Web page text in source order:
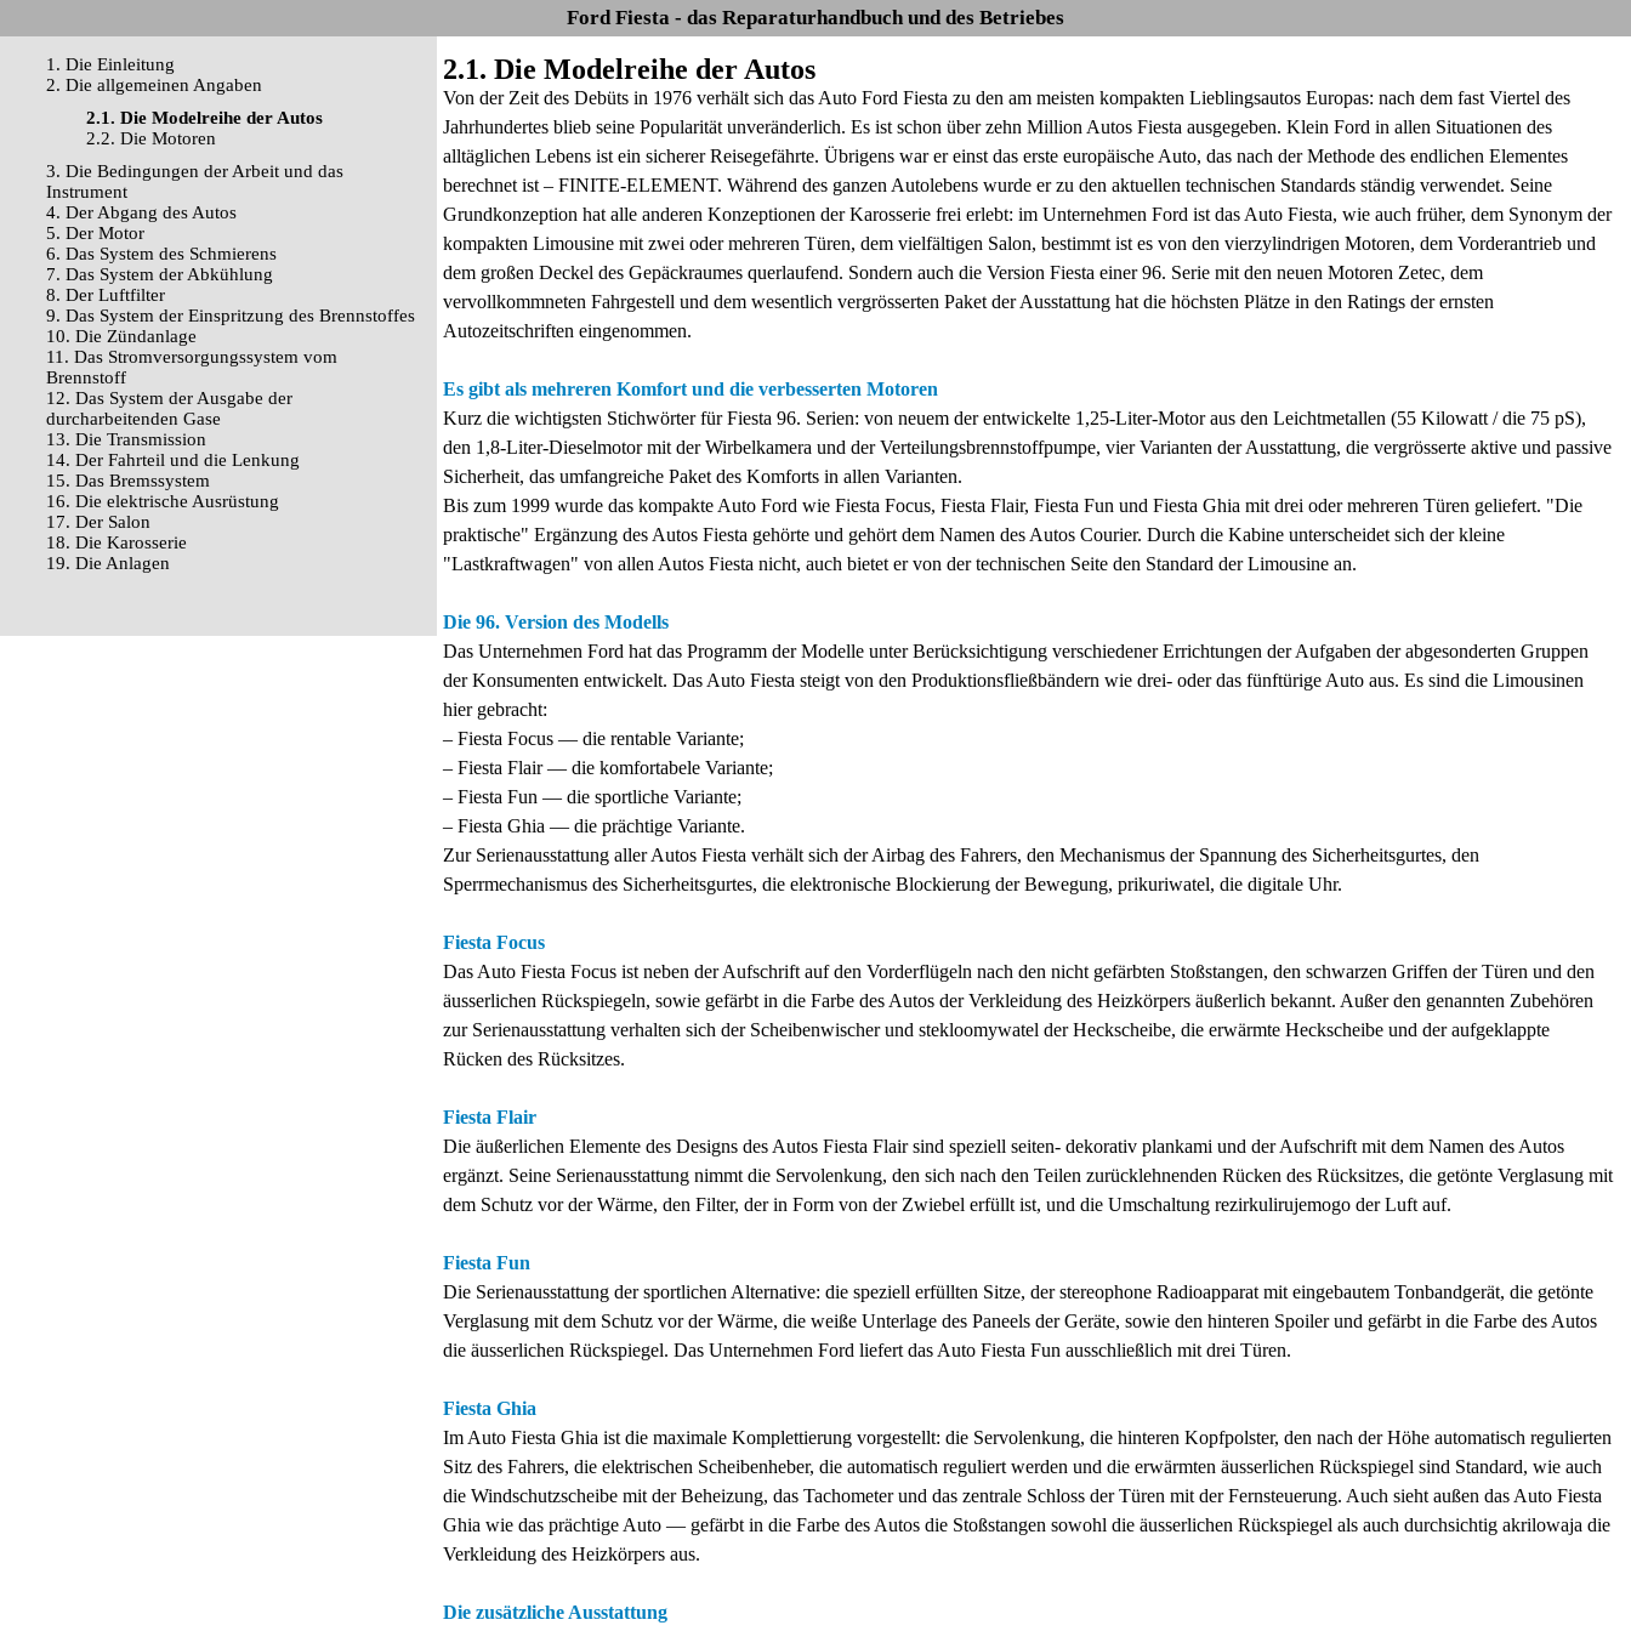
Ford Fiesta - das Reparaturhandbuch und des Betriebes
1. Die Einleitung
2. Die allgemeinen Angaben
2.1. Die Modelreihe der Autos
2.2. Die Motoren
3. Die Bedingungen der Arbeit und das
Instrument
4. Der Abgang des Autos
5. Der Motor
6. Das System des Schmierens
7. Das System der Abkühlung
8. Der Luftfilter
9. Das System der Einspritzung des Brennstoffes
10. Die Zündanlage
11. Das Stromversorgungssystem vom
Brennstoff
12. Das System der Ausgabe der
durcharbeitenden Gase
13. Die Transmission
14. Der Fahrteil und die Lenkung
15. Das Bremssystem
16. Die elektrische Ausrüstung
17. Der Salon
18. Die Karosserie
19. Die Anlagen
2.1. Die Modelreihe der Autos
Von der Zeit des Debüts in 1976 verhält sich das Auto Ford Fiesta zu den am meisten kompakten Lieblingsautos Europas: nach dem fast Viertel des
Jahrhundertes blieb seine Popularität unveränderlich. Es ist schon über zehn Million Autos Fiesta ausgegeben. Klein Ford in allen Situationen des
alltäglichen Lebens ist ein sicherer Reisegefährte. Übrigens war er einst das erste europäische Auto, das nach der Methode des endlichen Elementes
berechnet ist – FINITE-ELEMENT. Während des ganzen Autolebens wurde er zu den aktuellen technischen Standards ständig verwendet. Seine
Grundkonzeption hat alle anderen Konzeptionen der Karosserie frei erlebt: im Unternehmen Ford ist das Auto Fiesta, wie auch früher, dem Synonym der
kompakten Limousine mit zwei oder mehreren Türen, dem vielfältigen Salon, bestimmt ist es von den vierzylindrigen Motoren, dem Vorderantrieb und
dem großen Deckel des Gepäckraumes querlaufend. Sondern auch die Version Fiesta einer 96. Serie mit den neuen Motoren Zetec, dem
vervollkommneten Fahrgestell und dem wesentlich vergrösserten Paket der Ausstattung hat die höchsten Plätze in den Ratings der ernsten
Autozeitschriften eingenommen.
Es gibt als mehreren Komfort und die verbesserten Motoren
Kurz die wichtigsten Stichwörter für Fiesta 96. Serien: von neuem der entwickelte 1,25-Liter-Motor aus den Leichtmetallen (55 Kilowatt / die 75 pS),
den 1,8-Liter-Dieselmotor mit der Wirbelkamera und der Verteilungsbrennstoffpumpe, vier Varianten der Ausstattung, die vergrösserte aktive und passive
Sicherheit, das umfangreiche Paket des Komforts in allen Varianten.
Bis zum 1999 wurde das kompakte Auto Ford wie Fiesta Foсus, Fiesta Flair, Fiesta Fun und Fiesta Ghia mit drei oder mehreren Türen geliefert. "Die
praktische" Ergänzung des Autos Fiesta gehörte und gehört dem Namen des Autos Courier. Durch die Kabine unterscheidet sich der kleine
"Lastkraftwagen" von allen Autos Fiesta nicht, auch bietet er von der technischen Seite den Standard der Limousine an.
Die 96. Version des Modells
Das Unternehmen Ford hat das Programm der Modelle unter Berücksichtigung verschiedener Errichtungen der Aufgaben der abgesonderten Gruppen
der Konsumenten entwickelt. Das Auto Fiesta steigt von den Produktionsfließbändern wie drei- oder das fünftürige Auto aus. Es sind die Limousinen
hier gebracht:
– Fiesta Foсus — die rentable Variante;
– Fiesta Flair — die komfortabele Variante;
– Fiesta Fun — die sportliche Variante;
– Fiesta Ghia — die prächtige Variante.
Zur Serienausstattung aller Autos Fiesta verhält sich der Airbag des Fahrers, den Mechanismus der Spannung des Sicherheitsgurtes, den
Sperrmechanismus des Sicherheitsgurtes, die elektronische Blockierung der Bewegung, prikuriwatel, die digitale Uhr.
Fiesta Foсus
Das Auto Fiesta Foсus ist neben der Aufschrift auf den Vorderflügeln nach den nicht gefärbten Stoßstangen, den schwarzen Griffen der Türen und den
äusserlichen Rückspiegeln, sowie gefärbt in die Farbe des Autos der Verkleidung des Heizkörpers äußerlich bekannt. Außer den genannten Zubehören
zur Serienausstattung verhalten sich der Scheibenwischer und stekloomywatel der Heckscheibe, die erwärmte Heckscheibe und der aufgeklappte
Rücken des Rücksitzes.
Fiesta Flair
Die äußerlichen Elemente des Designs des Autos Fiesta Flair sind speziell seiten- dekorativ plankami und der Aufschrift mit dem Namen des Autos
ergänzt. Seine Serienausstattung nimmt die Servolenkung, den sich nach den Teilen zurücklehnenden Rücken des Rücksitzes, die getönte Verglasung mit
dem Schutz vor der Wärme, den Filter, der in Form von der Zwiebel erfüllt ist, und die Umschaltung rezirkulirujemogo der Luft auf.
Fiesta Fun
Die Serienausstattung der sportlichen Alternative: die speziell erfüllten Sitze, der stereophone Radioapparat mit eingebautem Tonbandgerät, die getönte
Verglasung mit dem Schutz vor der Wärme, die weiße Unterlage des Paneels der Geräte, sowie den hinteren Spoiler und gefärbt in die Farbe des Autos
die äusserlichen Rückspiegel. Das Unternehmen Ford liefert das Auto Fiesta Fun ausschließlich mit drei Türen.
Fiesta Ghia
Im Auto Fiesta Ghia ist die maximale Komplettierung vorgestellt: die Servolenkung, die hinteren Kopfpolster, den nach der Höhe automatisch regulierten
Sitz des Fahrers, die elektrischen Scheibenheber, die automatisch reguliert werden und die erwärmten äusserlichen Rückspiegel sind Standard, wie auch
die Windschutzscheibe mit der Beheizung, das Tachometer und das zentrale Schloss der Türen mit der Fernsteuerung. Auch sieht außen das Auto Fiesta
Ghia wie das prächtige Auto — gefärbt in die Farbe des Autos die Stoßstangen sowohl die äusserlichen Rückspiegel als auch durchsichtig akrilowaja die
Verkleidung des Heizkörpers aus.
Die zusätzliche Ausstattung